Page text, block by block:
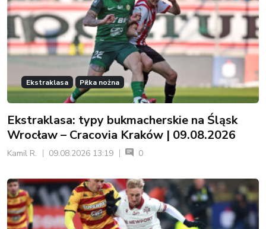
Ekstraklasa Piłka nożna
Ekstraklasa: typy bukmacherskie na Śląsk
Wrocław – Cracovia Kraków | 09.08.2026
Kamil R. 09.08.2026 13:19 0